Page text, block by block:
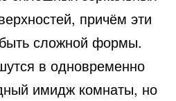
причём эти
сложной формы.
в одновременно
имидж комнаты, но